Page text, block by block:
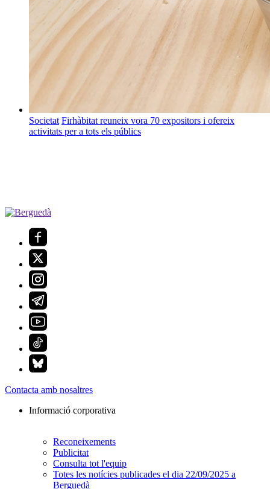
Societat Firhàbitat reuneix vora 70 expositors i ofereix
activitats per a tots els públics
Contacta amb nosaltres
Informació corporativa
Reconeixements
Publicitat
Consulta tot l'equip
Totes les notícies publicades el dia 22/09/2025 a
Berguedà